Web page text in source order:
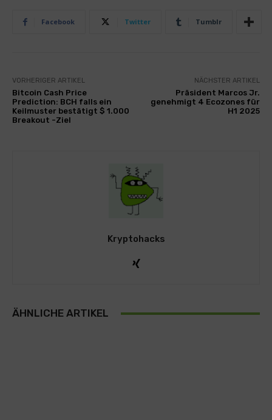
Facebook Twitter Tumblr
VORHERIGER ARTIKEL
Bitcoin Cash Price
Prediction: BCH falls ein
Keilmuster bestätigt $ 1.000
Breakout -Ziel
NÄCHSTER ARTIKEL
Präsident Marcos Jr.
genehmigt 4 Ecozones für
H1 2025
Kryptohacks
ÄHNLICHE ARTIKEL